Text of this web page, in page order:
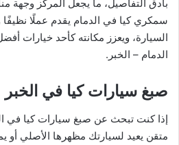
بأدق التفاصيل، ما يجعل المركز
سمكري كيا في الدمام يقدم عملًا
السيارة، ويعزز مكانته كأحد خيارات
الدمام – الخبر.
صبغ سيارات كيا في الخبر
إذا كنت تبحث عن صبغ سيارات كيا في
متقن يعيد لسيارتك مظهرها الأصلي أو